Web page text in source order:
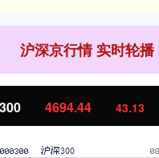
沪深京行情 实时轮播
4694.44 43.13